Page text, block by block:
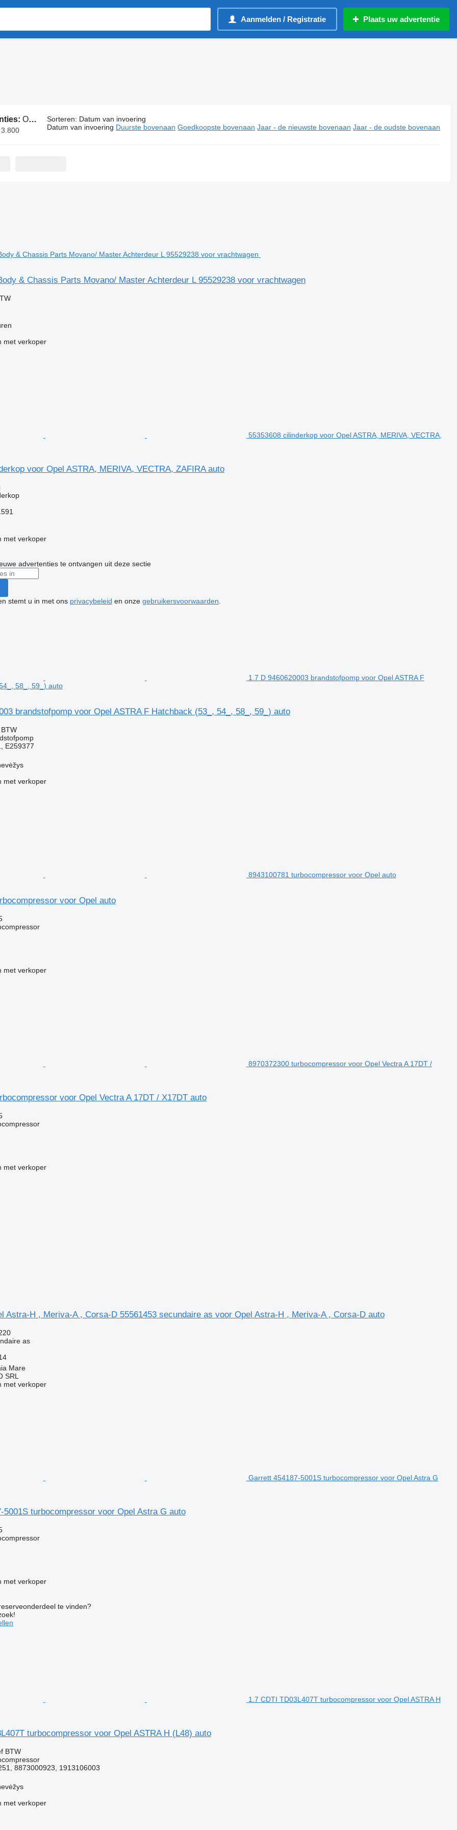
Aanmelden / Registratie Plaats uw advertentie
Opel onderdelen Sorteren: Datum van invoering
Datum van invoering Duurste bovenaan Goedkoopste bovenaan Jaar - de nieuwste bovenaan Jaar - de oudste bovenaan
& Chassis Parts Movano/ Master Achterdeur L 95529238 voor vrachtwagen
met verkoper
55353608 cilinderkop voor Opel ASTRA, MERIVA, VECTRA,
voor Opel ASTRA, MERIVA, VECTRA, ZAFIRA auto
met verkoper
advertenties te ontvangen uit deze sectie
stemt u in met ons privacybeleid en onze gebruikersvoorwaarden
1.7 D 9460620003 brandstofpomp voor Opel ASTRA F
58_, 59_) auto
brandstofpomp voor Opel ASTRA F Hatchback (53_, 54_, 58_, 59_) auto
E259377
met verkoper
8943100781 turbocompressor voor Opel auto
voor Opel auto
met verkoper
8970372300 turbocompressor voor Opel Vectra A 17DT /
voor Opel Vectra A 17DT / X17DT auto
met verkoper
Astra-H , Meriva-A , Corsa-D 55561453 secundaire as voor Opel Astra-H , Meriva-A , Corsa-D auto
as
Mare
SRL
met verkoper
Garrett 454187-5001S turbocompressor voor Opel Astra G
5001S turbocompressor voor Opel Astra G auto
met verkoper
te vinden?
1.7 CDTI TD03L407T turbocompressor voor Opel ASTRA H
turbocompressor voor Opel ASTRA H (L48) auto
BTW
8873000923, 1913106003
met verkoper